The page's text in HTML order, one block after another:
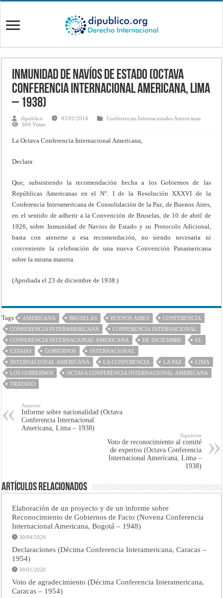
Inmunidad de navíos de estado (Octava
Conferencia Internacional Americana, Lima
– 1938)
dipublico 03/01/2014
Conferencias Internacionales Americanas
694 Vistas
La Octava Conferencia Internacional Americana,
Declara:
Que, subsistiendo la recomendación hecha a los Gobiernos de las
Repúblicas Americanas en el N°. I de la Resolución XXXVI de la
Conferencia Interamericana de Consolidación de la Paz, de Buenos Aires,
en el sentido de adherir a la Convención de Bruselas, de 10 de abril de
1926, sobre Inmunidad de Navios de Estado y su Protocolo Adicional,
basta con atenerse a esa recomendación, no siendo necesaria ni
conveniente la celebración de una nueva Convención Panamericana
sobre la misma materia.
(Aprobada el 23 de diciembre de 1938.)
Tags AMERICANA BRUSELAS BUENOS AIRES
CONFERENCIA
CONFERENCIA INTERAMERICANA
CONFERENCIA INTERNACIONAL
CONFERENCIA INTERNACIONAL AMERICANA
DE DICIEMBRE
EL
ESTADO
GOBIERNOS
INTERNACIONAL
INTERNACIONAL AMERICANA
LA CONFERENCIA LA PAZ
LIMA
LOS GOBIERNOS
OCTAVA CONFERENCIA INTERNACIONAL AMERICANA
TRATADO
Anterior
Informe sobre nacionalidad (Octava
Conferencia Internacional
Americana, Lima – 1938)
Siguiente
Voto de reconocimiento al comité
de expertos (Octava Conferencia
Internacional Americana, Lima –
1938)
Artículos Relacionados
Elaboración de un proyecto y de un informe sobre
Reconocimiento de Gobiernos de Facto (Novena Conferencia
Internacional Americana, Bogotá – 1948)
30/04/2020
Declaraciones (Décima Conferencia Interamericana, Caracas –
1954)
30/01/2020
Voto de agradecimiento (Décima Conferencia Interamericana,
Caracas – 1954)